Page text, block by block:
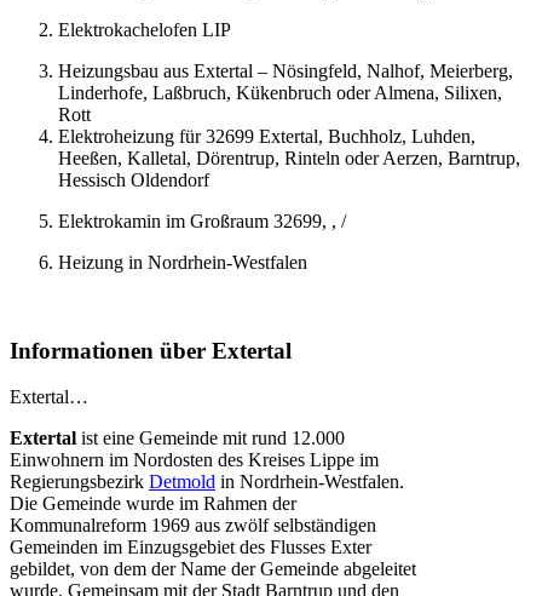
Elektrokachelofen LIP
Heizungsbau aus Extertal – Nösingfeld, Nalhof, Meierberg,
Linderhofe, Laßbruch, Kükenbruch oder Almena, Silixen,
Rott
Elektroheizung für 32699 Extertal, Buchholz, Luhden,
Heeßen, Kalletal, Dörentrup, Rinteln oder Aerzen, Barntrup,
Hessisch Oldendorf
Elektrokamin im Großraum 32699, , /
Heizung in Nordrhein-Westfalen
Informationen über Extertal
Extertal…
Extertal ist eine Gemeinde mit rund 12.000
Einwohnern im Nordosten des Kreises Lippe im
Regierungsbezirk Detmold in Nordrhein-Westfalen.
Die Gemeinde wurde im Rahmen der
Kommunalreform 1969 aus zwölf selbständigen
Gemeinden im Einzugsgebiet des Flusses Exter
gebildet, von dem der Name der Gemeinde abgeleitet
wurde. Gemeinsam mit der Stadt Barntrup und den